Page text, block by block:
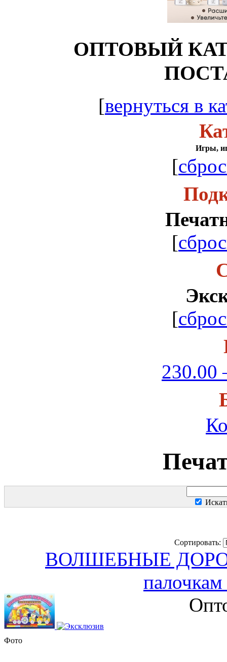
ОПТОВЫЙ
[вернуться в
Игры,
[
[
[
230.00
Сортировать:
ВОЛШЕБНЫЕ
Фото